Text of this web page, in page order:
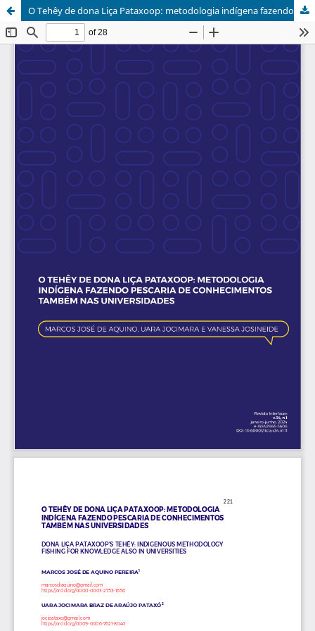
O Tehêy de dona Liça Pataxoop: metodologia indígena fazendo pescaria de conhecimentos também nas universidades